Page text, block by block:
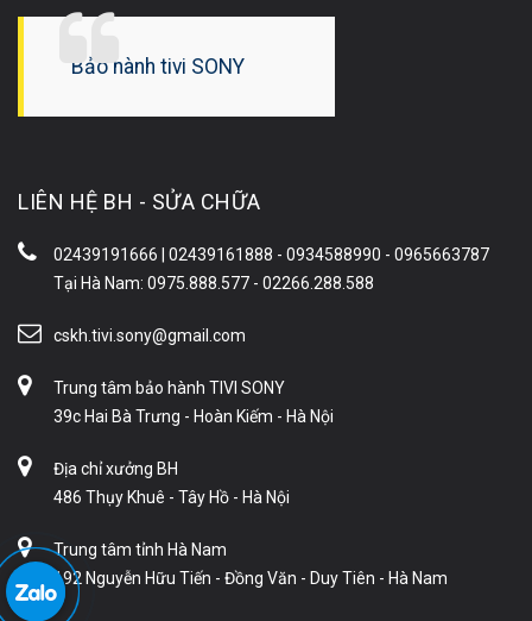
Bảo hành tivi SONY
LIÊN HỆ BH - SỬA CHỮA
02439191666 | 02439161888 - 0934588990 - 0965663787
Tại Hà Nam: 0975.888.577 - 02266.288.588
cskh.tivi.sony@gmail.com
Trung tâm bảo hành TIVI SONY
39c Hai Bà Trưng - Hoàn Kiếm - Hà Nội
Địa chỉ xưởng BH
486 Thụy Khuê - Tây Hồ - Hà Nội
Trung tâm tỉnh Hà Nam
192 Nguyễn Hữu Tiến - Đồng Văn - Duy Tiên - Hà Nam